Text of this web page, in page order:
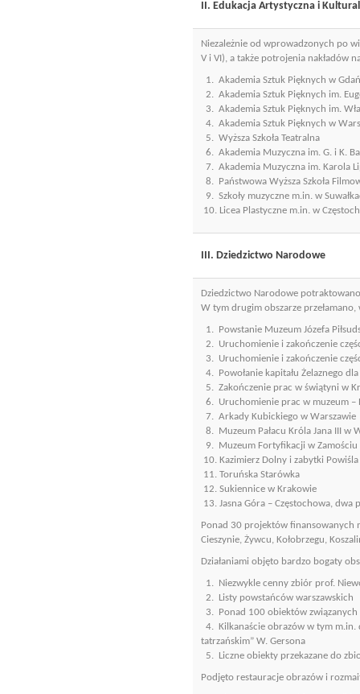
II. Edukacja Artystyczna i
Niezależnie od wprowadzonych po
V i VI), a także potrojenia nakładów
1. Akademia Sztuk Pięknych w
2. Akademia Sztuk Pięknych im.
3. Akademia Sztuk Pięknych im.
4. Akademia Sztuk Pięknych w
5. Wyższa Szkoła Teatralna
6. Akademia Muzyczna im. G. i K.
7. Akademia Muzyczna im. Karola
8. Państwowa Wyższa Szkoła
9. Szkoły muzyczne m.in. w
10. Licea Plastyczne m.in. w
III. Dziedzictwo Narodowe
Dziedzictwo Narodowe
W tym drugim obszarze
1. Powstanie Muzeum Józefa
2. Uruchomienie i zakończenie
3. Uruchomienie i zakończenie
4. Powołanie kapitału Żelaznego
5. Zakończenie prac w świątyni w
6. Uruchomienie prac w muzeum –
7. Arkady Kubickiego w Warszawie
8. Muzeum Pałacu Króla Jana III w
9. Muzeum Fortyfikacji w Zamościu
10. Kazimierz Dolny i zabytki
11. Toruńska Starówka
12. Sukiennice w Krakowie
13. Jasna Góra – Częstochowa,
Ponad 30 projektów finansowanych
Cieszynie, Żywcu, Kołobrzegu,
Działaniami objęto bardzo bogaty
1. Niezwykle cenny zbiór prof.
2. Listy powstańców warszawskich
3. Ponad 100 obiektów związanych
4. Kilkanaście obrazów w tym m.in.
tatrzańskim” W. Gersona
5. Liczne obiekty przekazane do
Podjęto restauracje obrazów i